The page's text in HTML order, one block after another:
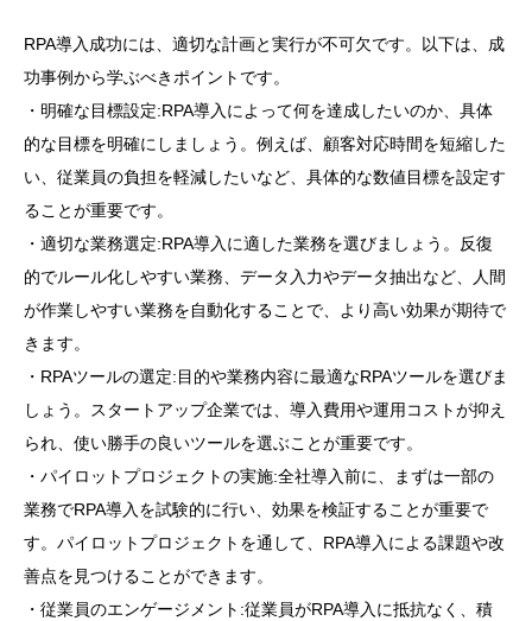
RPA導入成功には、適切な計画と実行が不可欠です。以下は、成
功事例から学ぶべきポイントです。
・明確な目標設定:RPA導入によって何を達成したいのか、具体
的な目標を明確にしましょう。例えば、顧客対応時間を短縮した
い、従業員の負担を軽減したいなど、具体的な数値目標を設定す
ることが重要です。
・適切な業務選定:RPA導入に適した業務を選びましょう。反復
的でルール化しやすい業務、データ入力やデータ抽出など、人間
が作業しやすい業務を自動化することで、より高い効果が期待で
きます。
・RPAツールの選定:目的や業務内容に最適なRPAツールを選びま
しょう。スタートアップ企業では、導入費用や運用コストが抑え
られ、使い勝手の良いツールを選ぶことが重要です。
・パイロットプロジェクトの実施:全社導入前に、まずは一部の
業務でRPA導入を試験的に行い、効果を検証することが重要で
す。パイロットプロジェクトを通して、RPA導入による課題や改
善点を見つけることができます。
・従業員のエンゲージメント:従業員がRPA導入に抵抗なく、積